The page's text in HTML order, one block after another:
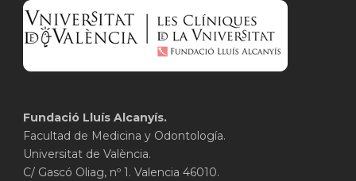
Fundació Lluís Alcanyís.
Facultad de Medicina y Odontología.
Universitat de València.
C/ Gascó Oliag, nº 1. Valencia 46010.